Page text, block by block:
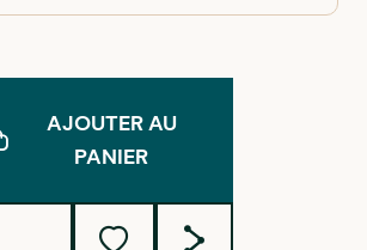
AJOUTER AU
PANIER